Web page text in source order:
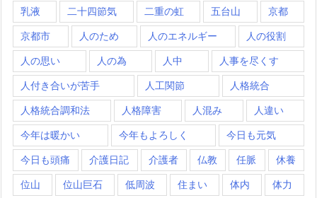
乳液 二十四節気 二重の虹 五台山 京都
京都市 人のため 人のエネルギー 人の役割
人の思い 人の為 人中 人事を尽くす
人付き合いが苦手 人工関節 人格統合
人格統合調和法 人格障害 人混み 人違い
今年は暖かい 今年もよろしく 今日も元気
今日も頭痛 介護日記 介護者 仏教 任脈 休養
位山 位山巨石 低周波 住まい 体内 体力